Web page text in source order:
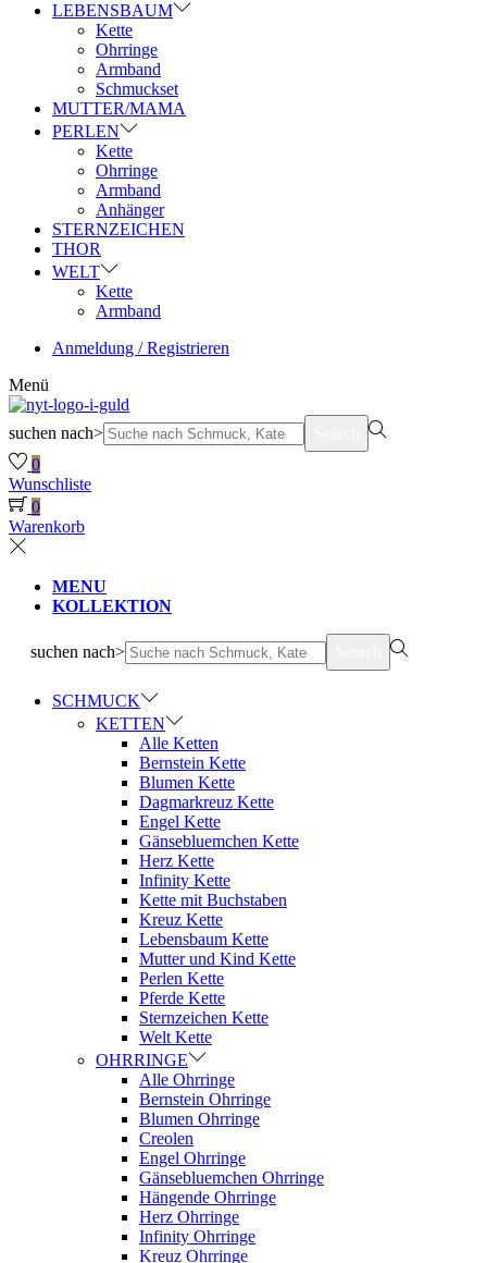
LEBENSBAUM
Kette
Ohrringe
Armband
Schmuckset
MUTTER/MAMA
PERLEN
Kette
Ohrringe
Armband
Anhänger
STERNZEICHEN
THOR
WELT
Kette
Armband
Anmeldung / Registrieren
Menü
suchen nach>
0
Wunschliste
0
Warenkorb
MENU
KOLLEKTION
suchen nach>
SCHMUCK
KETTEN
Alle Ketten
Bernstein Kette
Blumen Kette
Dagmarkreuz Kette
Engel Kette
Gänsebluemchen Kette
Herz Kette
Infinity Kette
Kette mit Buchstaben
Kreuz Kette
Lebensbaum Kette
Mutter und Kind Kette
Perlen Kette
Pferde Kette
Sternzeichen Kette
Welt Kette
OHRRINGE
Alle Ohrringe
Bernstein Ohrringe
Blumen Ohrringe
Creolen
Engel Ohrringe
Gänsebluemchen Ohrringe
Hängende Ohrringe
Herz Ohrringe
Infinity Ohrringe
Kreuz Ohrringe